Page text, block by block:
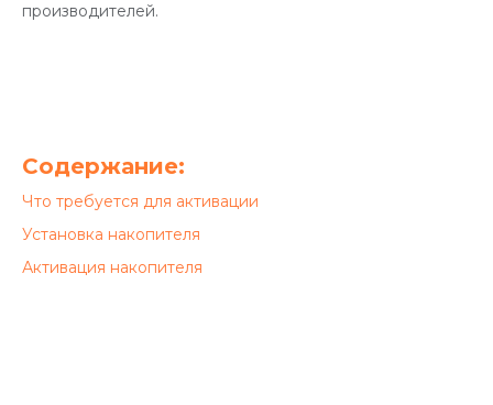
производителей.
Содержание:
Что требуется для активации
Установка накопителя
Активация накопителя